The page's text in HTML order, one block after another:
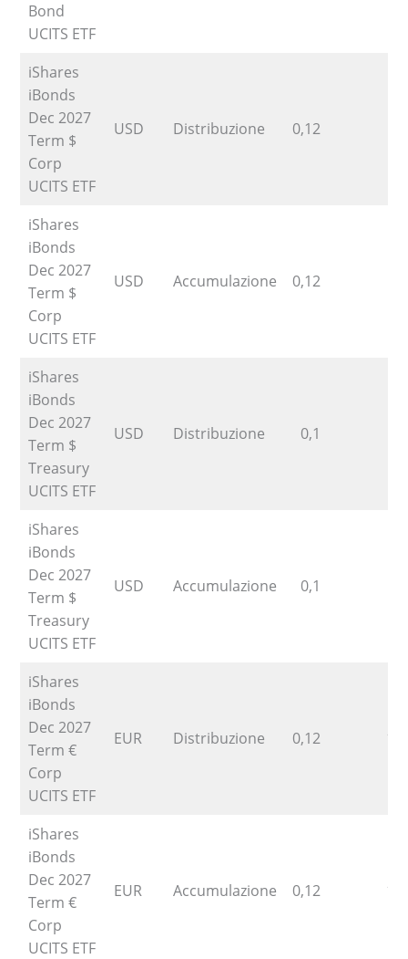
Bond
UCITS ETF
iShares
iBonds
Dec 2027
Term $
Corp
UCITS ETF
USD Distribuzione 0,12
iShares
iBonds
Dec 2027
Term $
Corp
UCITS ETF
USD Accumulazione 0,12
iShares
iBonds
Dec 2027
Term $
Treasury
UCITS ETF
USD Distribuzione 0,1
iShares
iBonds
Dec 2027
Term $
Treasury
UCITS ETF
USD Accumulazione 0,1
iShares
iBonds
Dec 2027
Term €
Corp
UCITS ETF
EUR Distribuzione 0,12
iShares
iBonds
Dec 2027
Term €
Corp
UCITS ETF
EUR Accumulazione 0,12